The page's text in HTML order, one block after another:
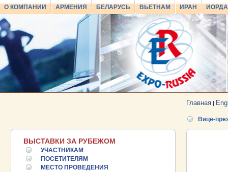
О КОМПАНИИ АРМЕНИЯ БЕЛАРУСЬ ВЬЕТНАМ ИРАН
Главная |
ВЫСТАВКИ ЗА РУБЕЖОМ
УЧАСТНИКАМ
ПОСЕТИТЕЛЯМ
МЕСТО ПРОВЕДЕНИЯ
Вице-